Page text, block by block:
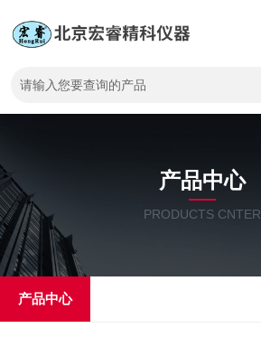
产品中心
PRODUCTS CNTER
产品中心